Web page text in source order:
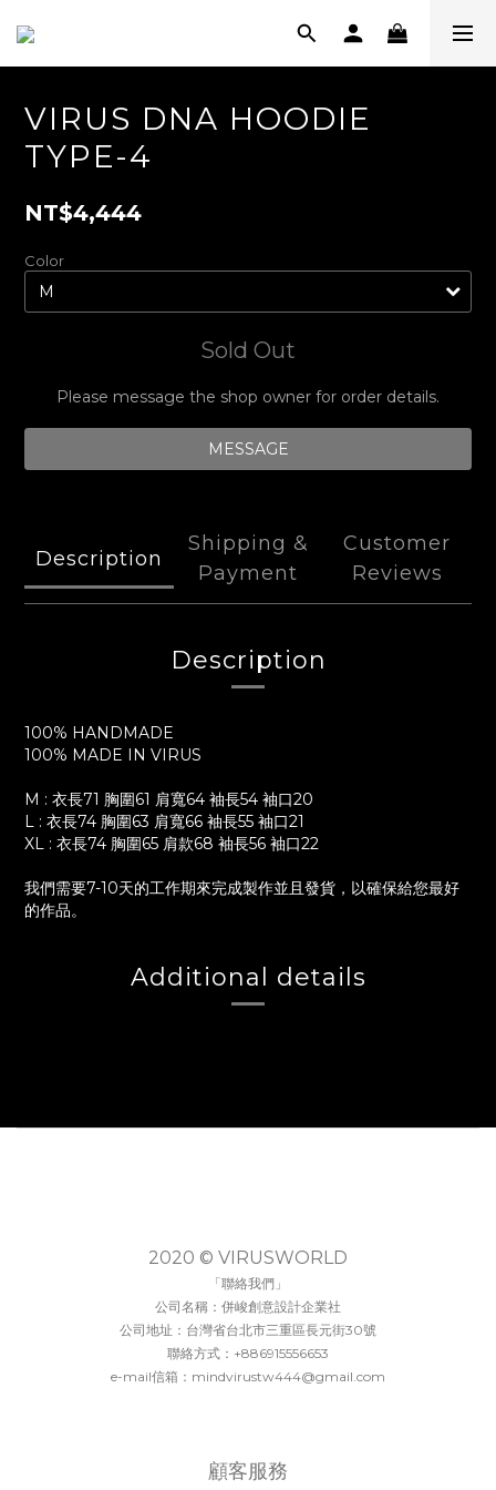
VIRUS DNA HOODIE
TYPE-4
NT$4,444
Color
Sold Out
Please message the shop owner for order details.
MESSAGE
Description
Shipping &
Payment
Customer
Reviews
Description
100% HANDMADE
100% MADE IN VIRUS
M : 衣長71 胸圍61 肩寬64 袖長54 袖口20
L : 衣長74 胸圍63 肩寬66 袖長55 袖口21
XL : 衣長74 胸圍65 肩款68 袖長56 袖口22
我們需要7-10天的工作期來完成製作並且發貨，以確保給您最好
的作品。
Additional details
2020 © VIRUSWORLD
「聯絡我們」
公司名稱：併峻創意設計企業社
公司地址：台灣省台北市三重區長元街30號
聯絡方式：+886915556653
e-mail信箱：mindvirustw444@gmail.com
顧客服務